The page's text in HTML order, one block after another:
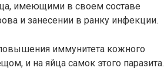
имеющими в своем составе
и занесении в ранку инфекции.
иммунитета кожного
и на яйца самок этого паразита.